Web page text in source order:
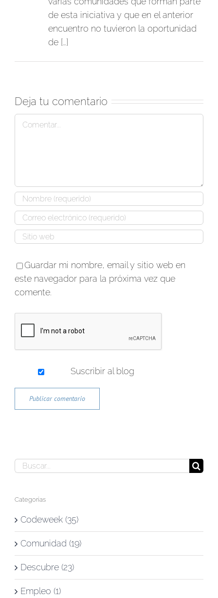
de esta iniciativa y que en el anterior
encuentro no tuvieron la oportunidad
de […]
Deja tu comentario
Comentar
Guardar mi nombre, email y sitio web en
este navegador para la próxima vez que
comente.
Suscribir al blog
Buscar:
Categorías
Codeweek (35)
Comunidad (19)
Descubre (23)
Empleo (1)